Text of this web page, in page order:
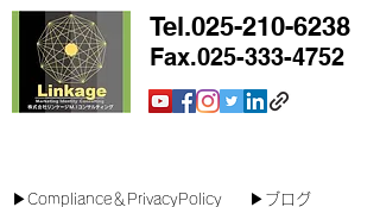
Tel.025-210-6238
Fax.025-333-4752
▶︎Compliance＆PrivacyPolicy ▶︎ブログ